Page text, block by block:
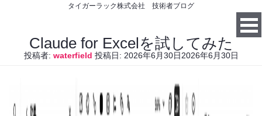
タイガーラック株式会社 技術者ブログ
Claude for Excelを試してみた
投稿者: waterfield 投稿日: 2026年6月30日2026年6月30日